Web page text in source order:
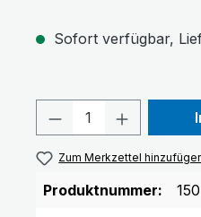
Sofort verfügbar,
Produkt
Zum Merkzettel
Produktnummer: